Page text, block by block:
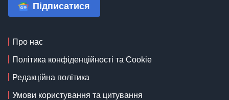
Підписатися
Про нас
Політика конфіденційності та Cookie
Редакційна політика
Умови користування та цитування